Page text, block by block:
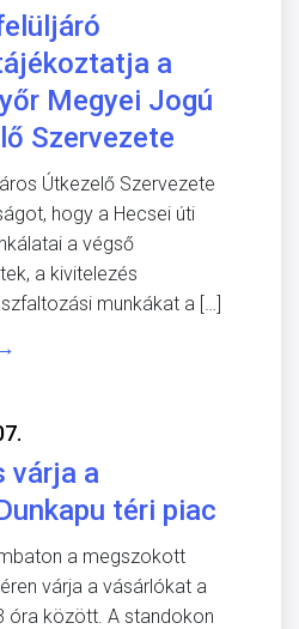
a
Megyei Jogú
Szervezete
Útkezelő Szervezete
hogy a Hecsei úti
a végső
a kivitelezés
munkákat a […]
várja a
téri piac
a megszokott
várja a vásárlókat a
óra között. A standokon